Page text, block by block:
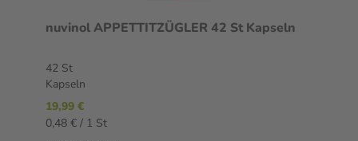
nuvinol APPETTITZÜGLER 42 St Kapseln
42 St
Kapseln
19,99 €
0,48 € / 1 St